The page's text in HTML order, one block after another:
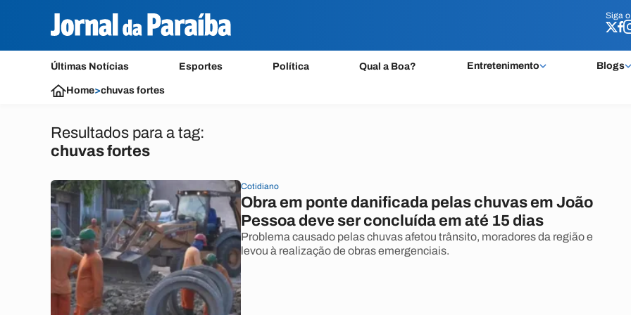
Siga o
Últimas Notícias Esportes Política Qual a Boa? Entretenimento Blogs
Siga o
Home>chuvas fortes
Resultados para a tag:
chuvas fortes
Cotidiano
Obra em ponte danificada pelas chuvas em João
Pessoa deve ser concluída em até 15 dias
Problema causado pelas chuvas afetou trânsito, moradores da região e
levou à realização de obras emergenciais.